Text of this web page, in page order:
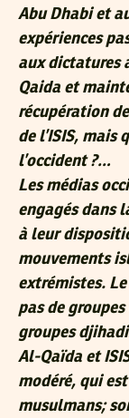
Abu Dhabi et
expériences
aux dictatures
Qaida et
récupération
de l’ISIS, mais
l’occident ?…
Les médias
engagés dans
à leur
mouvements
extrémistes.
pas de
groupes
Al-Qaïda et
modéré, qui
musulmans;